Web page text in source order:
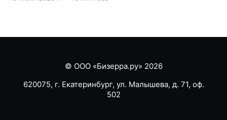
© ООО «Бизерра.ру» 2026
620075, г. Екатеринбург, ул. Малышева, д. 71, оф.
502